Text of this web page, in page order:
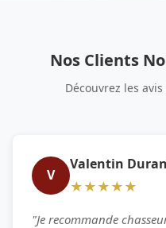
Nos Clients
Découvrez les
V
Valentin
★★★★★
"Je recommande